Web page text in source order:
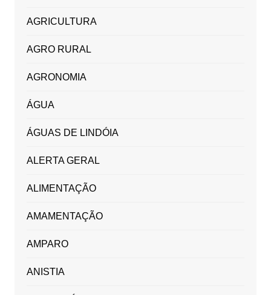
AGRICULTURA
AGRO RURAL
AGRONOMIA
ÁGUA
ÁGUAS DE LINDÓIA
ALERTA GERAL
ALIMENTAÇÃO
AMAMENTAÇÃO
AMPARO
ANISTIA